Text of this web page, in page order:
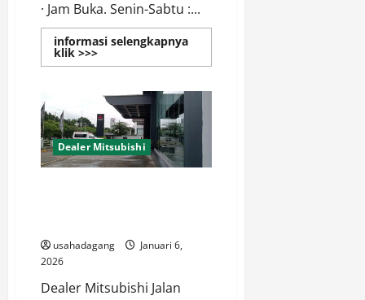
· Jam Buka. Senin-Sabtu :...
informasi selengkapnya
klik >>>Read
more
Mitsubishi
Jakarta
Selatan
Promo
Special
dan
Diskon
Dealer Mitsubishi
usahadagang
Januari 6,
2026
Dealer Mitsubishi Jalan